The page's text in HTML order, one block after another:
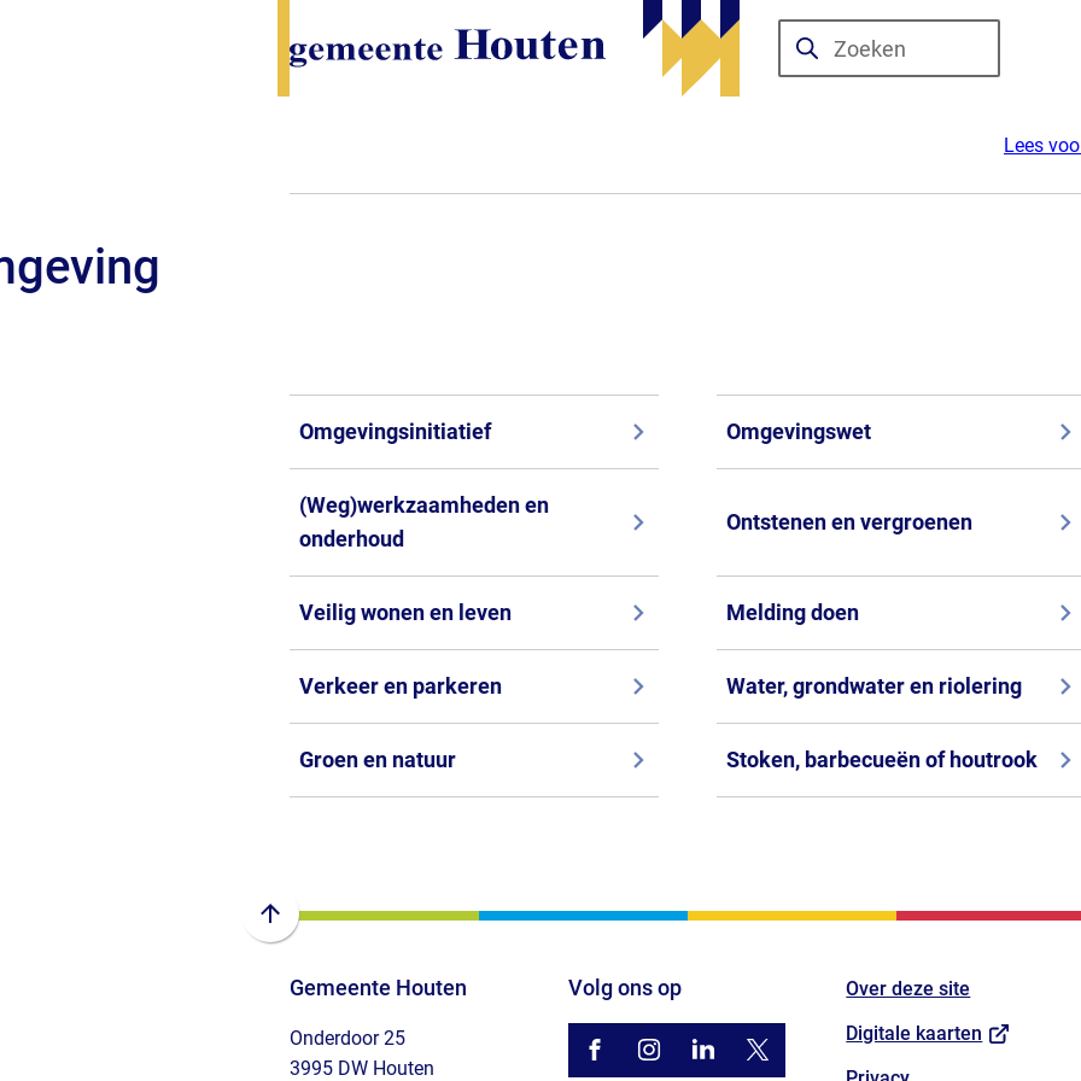
Zoeken
Wanneer
kun
omhoog
en
omlaag
gebruiken.
Gebruik
de
om
waarde
te
Lees
Omgevingsinitiatief Omgevingswet
(Weg)werkzaamheden en
onderhoud
Ontstenen en vergroenen
Veilig wonen en leven Melding doen
Verkeer en parkeren Water, grondwater en riolering
Groen en natuur Stoken, barbecueën of houtrook
Scroll
boven
het
Gemeente Houten
Onderdoor 25
3995 DW Houten
Volg ons op
/gemhouten
(Verwijstgemhouten
(Verwijstgemeente-
(Verwijst@gemhouten
(Verwijst
Over deze site
Digitale kaarten (Verwijst